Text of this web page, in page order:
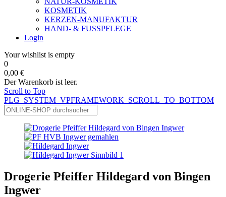
KOSMETIK
KERZEN-MANUFAKTUR
HAND- & FUSSPFLEGE
Login
Your wishlist is empty
0
0,00 €
Der Warenkorb ist leer.
Scroll to Top
PLG_SYSTEM_VPFRAMEWORK_SCROLL_TO_BOTTOM
Drogerie Pfeiffer Hildegard von Bingen
Ingwer